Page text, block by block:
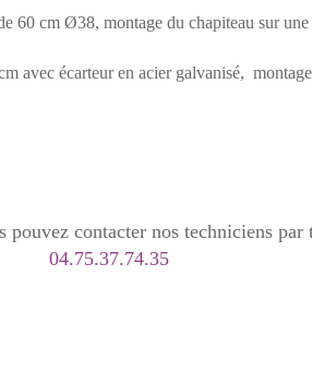
60 cm Ø38, montage du chapiteau sur
avec écarteur en acier galvanisé,
pouvez contacter nos techniciens par
04.75.37.74.35